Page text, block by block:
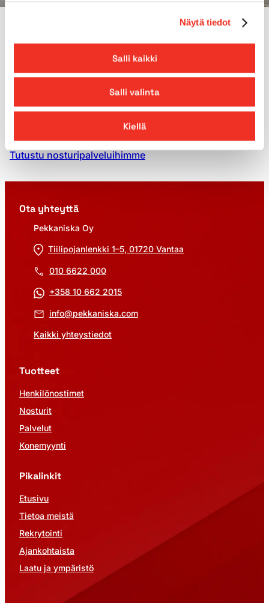
Näytä tiedot
Salli kaikki
Salli valinta
Kiellä
Nosturien vuokraus
Pekkaniskalta
Tutustu nosturipalveluihimme
Ota yhteyttä
Pekkaniska Oy
Tiilipojanlenkki 1–5, 01720 Vantaa
010 6622 000
+358 10 662 2015
info@pekkaniska.com
Kaikki yhteystiedot
Tuotteet
Henkilönostimet
Nosturit
Palvelut
Konemyynti
Pikalinkit
Etusivu
Tietoa meistä
Rekrytointi
Ajankohtaista
Laatu ja ympäristö